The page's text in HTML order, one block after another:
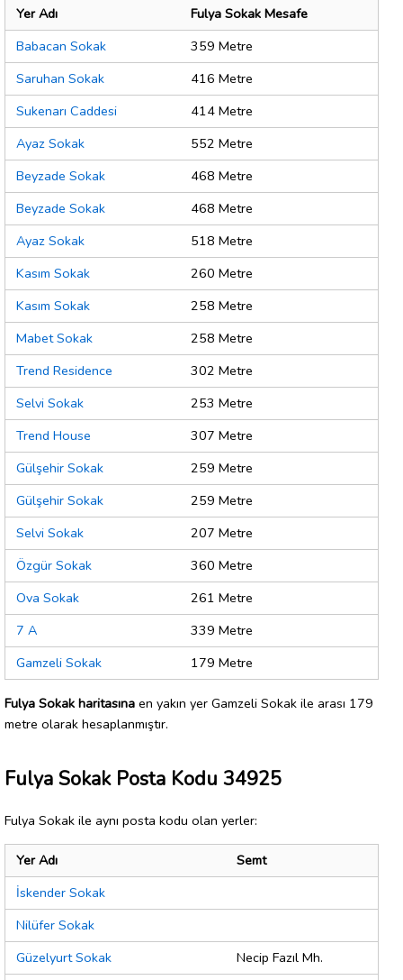
Yer Adı
Fulya Sokak Mesafe
Babacan Sokak
359 Metre
Saruhan Sokak
416 Metre
Sukenarı Caddesi
414 Metre
Ayaz Sokak
552 Metre
Beyzade Sokak
468 Metre
Beyzade Sokak
468 Metre
Ayaz Sokak
518 Metre
Kasım Sokak
260 Metre
Kasım Sokak
258 Metre
Mabet Sokak
258 Metre
Trend Residence
302 Metre
Selvi Sokak
253 Metre
Trend House
307 Metre
Gülşehir Sokak
259 Metre
Gülşehir Sokak
259 Metre
Selvi Sokak
207 Metre
Özgür Sokak
360 Metre
Ova Sokak
261 Metre
7 A
339 Metre
Gamzeli Sokak
179 Metre
Fulya Sokak haritasına en yakın yer Gamzeli Sokak ile arası 179
metre olarak hesaplanmıştır.
Fulya Sokak Posta Kodu 34925
Fulya Sokak ile aynı posta kodu olan yerler:
Yer Adı
Semt
İskender Sokak
Nilüfer Sokak
Güzelyurt Sokak
Necip Fazıl Mh.